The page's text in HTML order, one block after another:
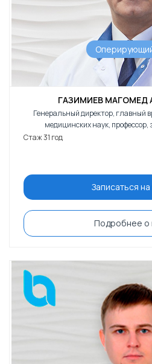
ГАЗИМИЕВ МАГОМЕД
Генеральный директор, главный
медицинских наук,
Стаж 31 год
Записаться
Подробнее о